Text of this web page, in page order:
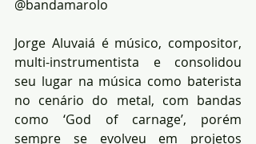
@bandamarolo
Jorge Aluvaiá é músico, compositor,
multi-instrumentista e consolidou
seu lugar na música como baterista
no cenário do metal, com bandas
como ‘God of carnage’, porém
sempre se evolveu em projetos